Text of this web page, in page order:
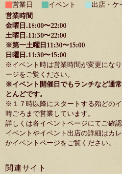
営業日 イベント 出店・ケ
営業時間
金曜日.18:00〜22:00
土曜日.11:30〜22:00
※第一土曜日11:30〜15:00
日曜日.11:30〜15:00
※イベント時は営業時間が変更にな
ージをご覧ください。
※イベント開催日でもランチなど通
とんどです。
※１７時以降にスタートする殆どの
時ごろまで営業しています。
詳しくは各イベントページにてご確認
イベントやイベント出店の詳細はカ
かイベントページをご覧ください。
関連サイト